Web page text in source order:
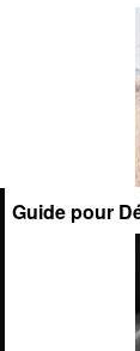
Guide pour